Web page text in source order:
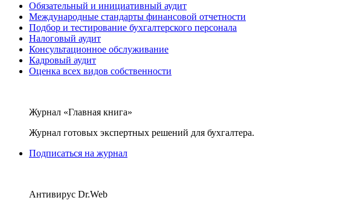
Обязательный и инициативный аудит
Международные стандарты финансовой отчетности
Подбор и тестирование бухгалтерского персонала
Налоговый аудит
Консультационное обслуживание
Кадровый аудит
Оценка всех видов собственности
Журнал «Главная книга»
Журнал готовых экспертных решений для бухгалтера.
Подписаться на журнал
Антивирус Dr.Web